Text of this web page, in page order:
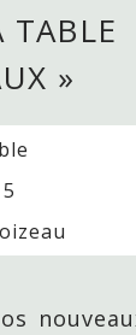
TABLE
»